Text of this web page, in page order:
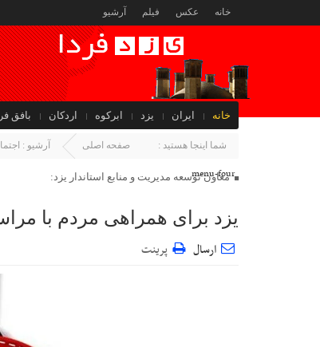
خانه عکس فیلم آرشیو
خانه ایران یزد ابرکوه اردکان بافق
جهان
menu-four
شما اینجا هستید : صفحه اصلی آرشیو :
معاون توسعه مدیریت و منابع استاندار یزد:
یزد برای همراهی مردم با
ارسال پرینت